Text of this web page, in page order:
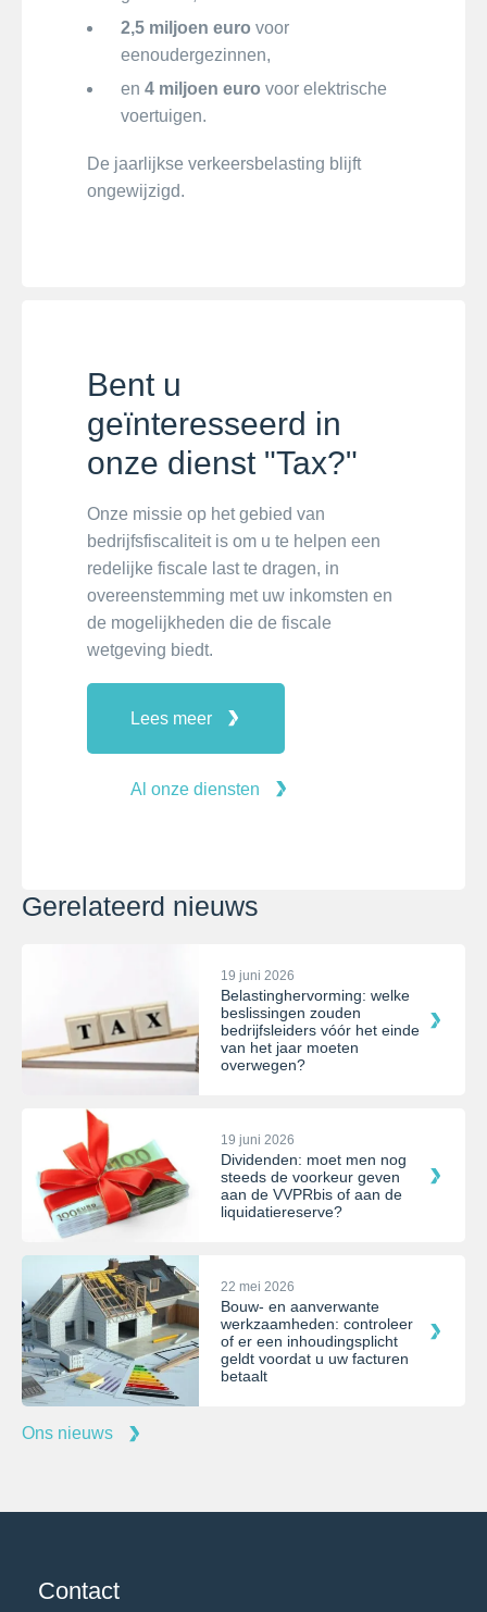
2,5 miljoen euro voor
eenoudergezinnen,
en 4 miljoen euro voor elektrische
voertuigen.
De jaarlijkse verkeersbelasting blijft
ongewijzigd.
Bent u
geïnteresseerd in
onze dienst "Tax?"
Onze missie op het gebied van
bedrijfsfiscaliteit is om u te helpen een
redelijke fiscale last te dragen, in
overeenstemming met uw inkomsten en
de mogelijkheden die de fiscale
wetgeving biedt.
Lees meer
Al onze diensten
Gerelateerd nieuws
19 juni 2026
Belastinghervorming: welke
beslissingen zouden
bedrijfsleiders vóór het einde
van het jaar moeten
overwegen?
19 juni 2026
Dividenden: moet men nog
steeds de voorkeur geven
aan de VVPRbis of aan de
liquidatiereserve?
22 mei 2026
Bouw- en aanverwante
werkzaamheden: controleer
of er een inhoudingsplicht
geldt voordat u uw facturen
betaalt
Ons nieuws
Contact